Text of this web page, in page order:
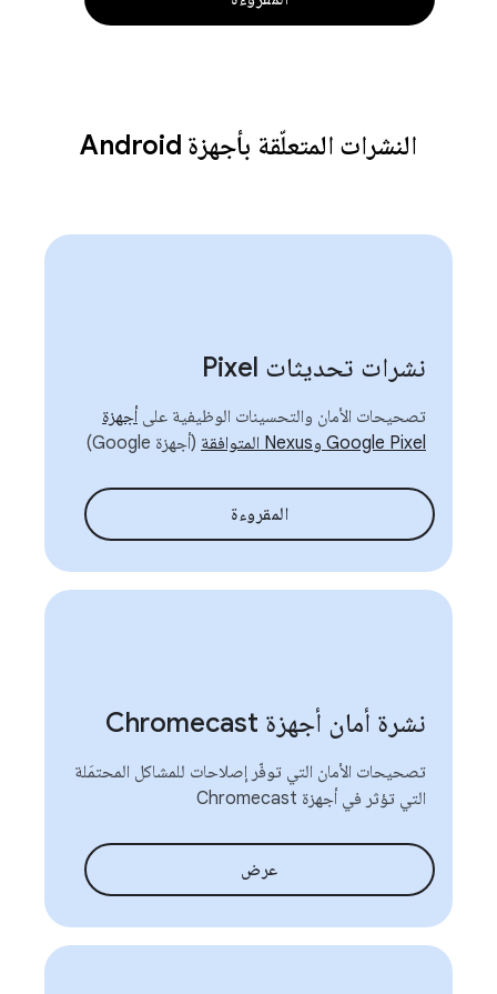
النشرات المتعلّقة بأجهزة Android
نشرات تحديثات Pixel
تصحيحات الأمان والتحسينات الوظيفية على أجهزة
Google Pixel وNexus المتوافقة
(أجهزة Google)
المقروءة
نشرة أمان أجهزة Chromecast
تصحيحات الأمان التي توفّر إصلاحات للمشاكل المحتمَلة
التي تؤثر في أجهزة Chromecast
عرض